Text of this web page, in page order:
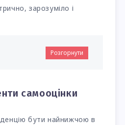
зарозуміло і
Розгорнути
самооцінки
бути найнижчою в